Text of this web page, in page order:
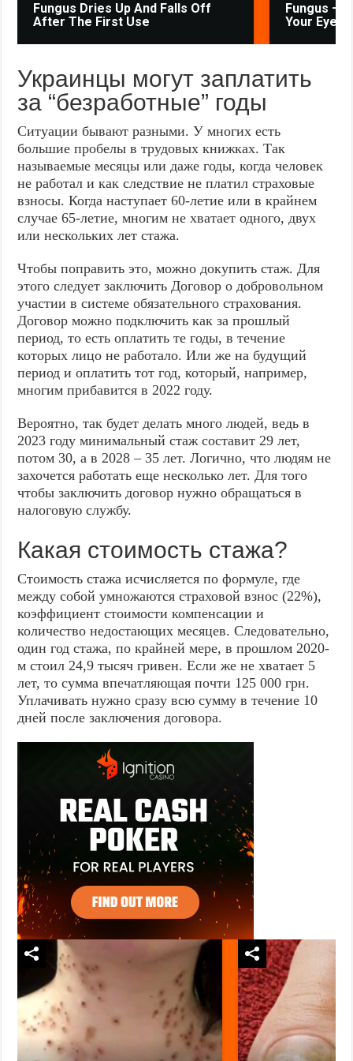
Fungus Dries Up And Falls Off
After The First Use
Fungus —
Your Eyes
Украинцы могут заплатить
за “безработные” годы
Ситуации бывают разными. У многих есть
большие пробелы в трудовых книжках. Так
называемые месяцы или даже годы, когда человек
не работал и как следствие не платил страховые
взносы. Когда наступает 60-летие или в крайнем
случае 65-летие, многим не хватает одного, двух
или нескольких лет стажа.
Чтобы поправить это, можно докупить стаж. Для
этого следует заключить Договор о добровольном
участии в системе обязательного страхования.
Договор можно подключить как за прошлый
период, то есть оплатить те годы, в течение
которых лицо не работало. Или же на будущий
период и оплатить тот год, который, например,
многим прибавится в 2022 году.
Вероятно, так будет делать много людей, ведь в
2023 году минимальный стаж составит 29 лет,
потом 30, а в 2028 – 35 лет. Логично, что людям не
захочется работать еще несколько лет. Для того
чтобы заключить договор нужно обращаться в
налоговую службу.
Какая стоимость стажа?
Стоимость стажа исчисляется по формуле, где
между собой умножаются страховой взнос (22%),
коэффициент стоимости компенсации и
количество недостающих месяцев. Следовательно,
один год стажа, по крайней мере, в прошлом 2020-
м стоил 24,9 тысяч гривен. Если же не хватает 5
лет, то сумма впечатляющая почти 125 000 грн.
Уплачивать нужно сразу всю сумму в течение 10
дней после заключения договора.